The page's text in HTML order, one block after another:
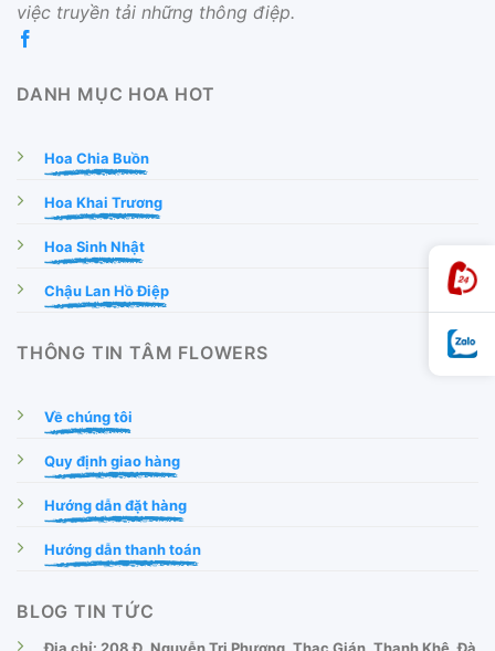
việc truyền tải những thông điệp.
DANH MỤC HOA HOT
Hoa Chia Buồn
Hoa Khai Trương
Hoa Sinh Nhật
Chậu Lan Hồ Điệp
THÔNG TIN TÂM FLOWERS
Về chúng tôi
Quy định giao hàng
Hướng dẫn đặt hàng
Hướng dẫn thanh toán
BLOG TIN TỨC